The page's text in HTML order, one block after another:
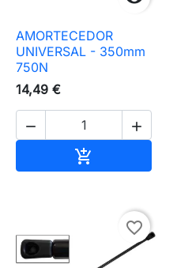
AMORTECEDOR
UNIVERSAL - 350mm
750N
14,49 €
 

favorite_border